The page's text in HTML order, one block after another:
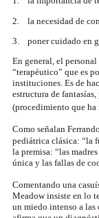
2. la necesidad de
3. poner cuidado en
En general, el
“terapéutico” que es
instituciones. Es de
estructura de
(procedimiento que ha
Como señalan
pediátrica clásica: “la
la premisa: “las
única y las fallas de
Comentando una
Meadow insiste en lo
un miedo intenso a las